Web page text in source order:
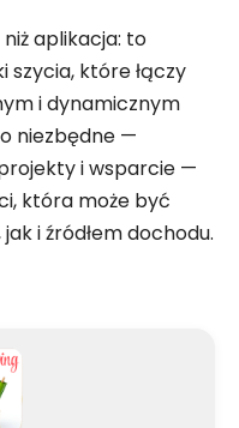
aplikacja: to
szycia, które łączy
i dynamicznym
niezbędne —
i wsparcie —
która może być
i źródłem dochodu.